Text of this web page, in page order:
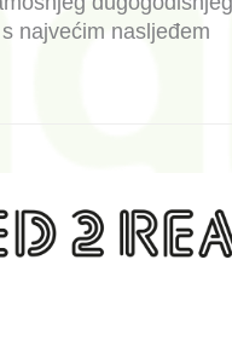
najvećim nasljeđem